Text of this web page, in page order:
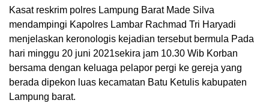
Kasat reskrim polres Lampung Barat Made Silva
mendampingi Kapolres Lambar Rachmad Tri Haryadi
menjelaskan keronologis kejadian tersebut bermula Pada
hari minggu 20 juni 2021sekira jam 10.30 Wib Korban
bersama dengan keluaga pelapor pergi ke gereja yang
berada dipekon luas kecamatan Batu Ketulis kabupaten
Lampung barat.